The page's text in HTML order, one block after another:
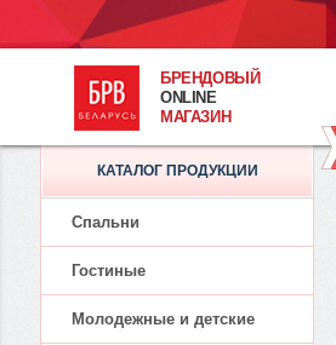
БРЕНДОВЫЙ
ONLINE
МАГАЗИН
КАТАЛОГ ПРОДУКЦИИ
Спальни
Гостиные
Молодежные и детские